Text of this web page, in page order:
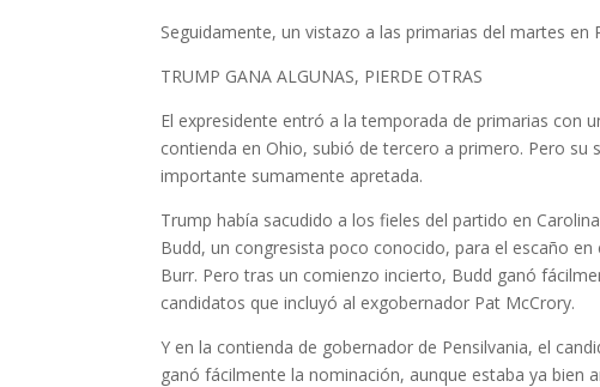
Seguidamente, un vistazo a las primarias del martes
TRUMP GANA ALGUNAS, PIERDE OTRAS
El expresidente entró a la temporada de primarias con
contienda en Ohio, subió de tercero a primero. Pero
importante sumamente apretada.
Trump había sacudido a los fieles del partido en
Budd, un congresista poco conocido, para el escaño
Burr. Pero tras un comienzo incierto, Budd ganó
candidatos que incluyó al exgobernador Pat McCrory.
Y en la contienda de gobernador de Pensilvania, el
ganó fácilmente la nominación, aunque estaba ya bien